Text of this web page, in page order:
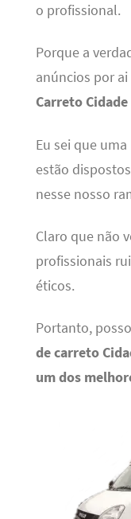
o profissional.
Porque a
anúncios por
Carreto
Eu sei que
estão
nesse nosso
Claro que não
profissionais
éticos.
Portanto,
de carreto
um dos